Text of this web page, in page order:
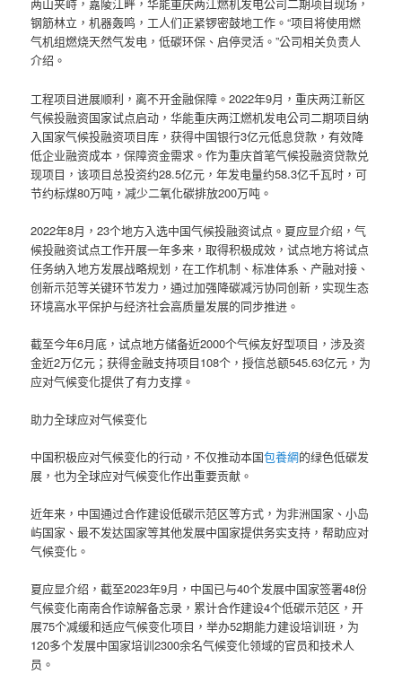
两山夹峙，嘉陵江畔，华能重庆两江燃机发电公司二期项目现场，
钢筋林立，机器轰鸣，工人们正紧锣密鼓地工作。“项目将使用燃
气机组燃烧天然气发电，低碳环保、启停灵活。”公司相关负责人
介绍。
工程项目进展顺利，离不开金融保障。2022年9月，重庆两江新区
气候投融资国家试点启动，华能重庆两江燃机发电公司二期项目纳
入国家气候投融资项目库，获得中国银行3亿元低息贷款，有效降
低企业融资成本，保障资金需求。作为重庆首笔气候投融资贷款兑
现项目，该项目总投资约28.5亿元，年发电量约58.3亿千瓦时，可
节约标煤80万吨，减少二氧化碳排放200万吨。
2022年8月，23个地方入选中国气候投融资试点。夏应显介绍，气
候投融资试点工作开展一年多来，取得积极成效，试点地方将试点
任务纳入地方发展战略规划，在工作机制、标准体系、产融对接、
创新示范等关键环节发力，通过加强降碳减污协同创新，实现生态
环境高水平保护与经济社会高质量发展的同步推进。
截至今年6月底，试点地方储备近2000个气候友好型项目，涉及资
金近2万亿元；获得金融支持项目108个，授信总额545.63亿元，为
应对气候变化提供了有力支撑。
助力全球应对气候变化
中国积极应对气候变化的行动，不仅推动本国包養網的绿色低碳发
展，也为全球应对气候变化作出重要贡献。
近年来，中国通过合作建设低碳示范区等方式，为非洲国家、小岛
屿国家、最不发达国家等其他发展中国家提供务实支持，帮助应对
气候变化。
夏应显介绍，截至2023年9月，中国已与40个发展中国家签署48份
气候变化南南合作谅解备忘录，累计合作建设4个低碳示范区，开
展75个减缓和适应气候变化项目，举办52期能力建设培训班，为
120多个发展中国家培训2300余名气候变化领域的官员和技术人
员。